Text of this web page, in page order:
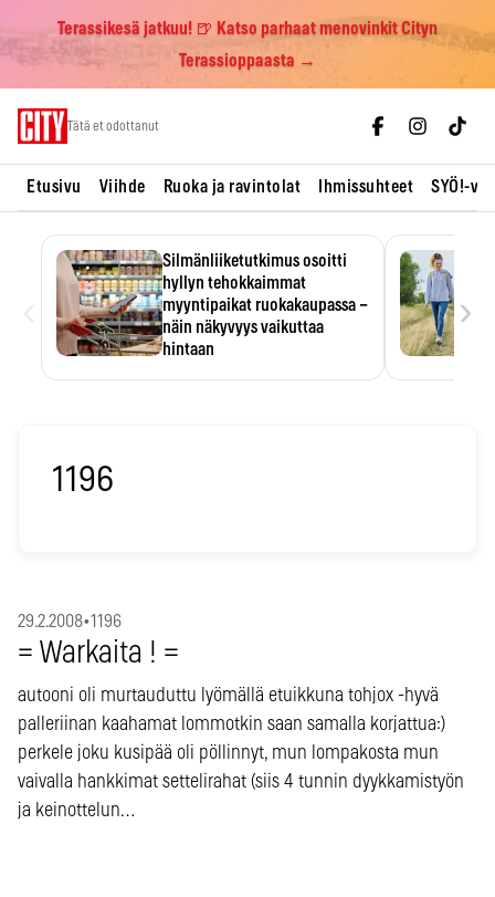
Terassikesä jatkuu! 🍺 Katso parhaat menovinkit Cityn
Terassioppaasta →
Tätä et odottanut
Etusivu Viihde Ruoka ja ravintolat Ihmissuhteet SYÖ!-
Silmänliiketutkimus osoitti
hyllyn tehokkaimmat
myyntipaikat ruokakaupassa –
näin näkyvyys vaikuttaa
hintaan
›
1196
29.2.2008•1196
= Warkaita ! =
autooni oli murtauduttu lyömällä etuikkuna tohjox -hyvä
palleriinan kaahamat lommotkin saan samalla korjattua:)
perkele joku kusipää oli pöllinnyt, mun lompakosta mun
vaivalla hankkimat settelirahat (siis 4 tunnin dyykkamistyön
ja keinottelun…